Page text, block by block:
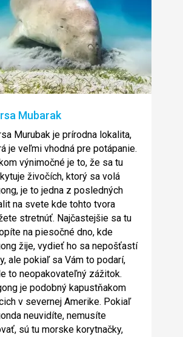
Mubarak
Murubak je prírodna lokalita,
je veľmi vhodná pre potápanie.
výnimočné je to, že sa tu
živočích, ktorý sa volá
je to jedna z posledných
na svete kde tohto tvora
stretnúť. Najčastejšie sa tu
na piesočné dno, kde
žije, vydieť ho sa nepošťastí
ale pokiaľ sa Vám to podarí,
to neopakovateľný zážitok.
je podobný kapustňakom
v severnej Amerike. Pokiaľ
neuvidíte, nemusíte
sú tu morske korytnačky,